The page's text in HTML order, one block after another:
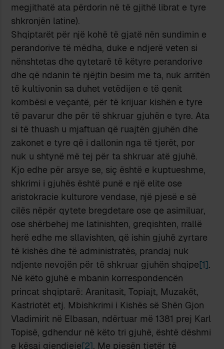
megjithatë ata përdorin në të gjithë librat e tyre
shkronjën latine).
Shqiptarët për një kohë të gjatë nën sundimin e
perandorive të mëdha, duke e ndjerë veten si
nënshtetas dhe qytetarë të këtyre perandorive
dhe që ndanin të njëjtin besim me ta, nuk arritën
të kultivonin sa duhet vetëdijen e të qenit
kombësi e veçantë, për të krijuar kishën e tyre
të pavarur dhe për të shkruar gjuhën e tyre. Ata
si të thuash u mjaftuan që ruajtën gjuhën dhe
zakonet e tyre që i dallonin nga të tjerët, por
nuk u shtynë më tej për ta shkruar atë gjuhë.
Kjo edhe për arsye se, siç është e kuptueshme,
shkrimi i gjuhës është punë e një elite ose
aristokracie kulturore vendase, një pjesë e së
cilës nëpër qytete bregdetare ose qe asimiluar,
ose shërbehej me latinishten, greqishten, rrallë
herë edhe me sllavishten, që ishin gjuhë zyrtare
të kishës dhe të administratës, prandaj nuk
ndjente nevojën për të shkruar gjuhën shqipe[1].
Në këto gjuhë e mbanin korrespondencën
princat shqiptarë: Aranitasit, Topiajt, Muzakët,
Kastriotët etj. Mbishkrimi i Kishës së Shën Gjon
Vladimirit në Elbasan, ndërtuar më 1381 prej Karl
Topisë, gdhendur në këto tri gjuhë, është dëshmi
e kësaj gjendjeje[2]. Me pjesën tjetër të